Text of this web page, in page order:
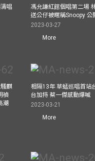
唱
馮允謙紅館個唱第二場
送公仔被暱稱Snoopy 公
2023-03-27
More
麒
禎
潮
相隔13年 草蜢巡唱首站
台加持 蔡一傑感動爆喊
2023-03-21
More